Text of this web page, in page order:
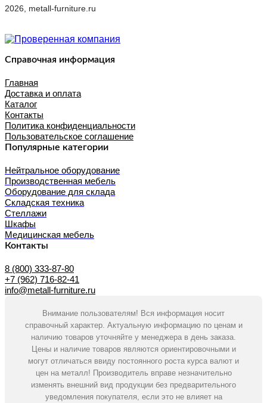
2026, metall-furniture.ru
Справочная информация
Главная
Доставка и оплата
Каталог
Контакты
Политика конфиденциальности
Пользовательское соглашение
Популярные категории
Нейтральное оборудование
Производственная мебель
Оборудование для склада
Складская техника
Стеллажи
Шкафы
Медицинская мебель
Контакты
8 (800) 333-87-80
+7 (962) 716-82-41
info@metall-furniture.ru
Внимание пользователям! Вся информация носит
справочный характер. Актуальную информацию по ценам и
наличию товаров уточняйте у менеджера в день заказа.
Цены и наличие товаров являются ориентировочными и
могут отличаться ввиду постоянного роста курса валют и
цен на металл! Производитель вправе незначительно
изменять внешний вид продукции без предварительного
уведомления покупателя, если это не влияет на